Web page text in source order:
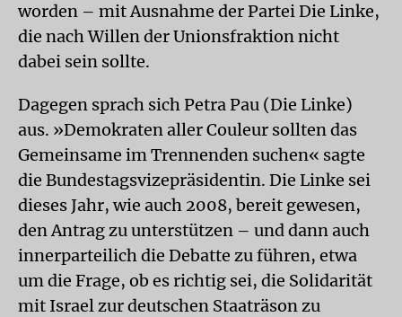
worden – mit Ausnahme der Partei Die Linke,
die nach Willen der Unionsfraktion nicht
dabei sein sollte.
Dagegen sprach sich Petra Pau (Die Linke)
aus. »Demokraten aller Couleur sollten das
Gemeinsame im Trennenden suchen« sagte
die Bundestagsvizepräsidentin. Die Linke sei
dieses Jahr, wie auch 2008, bereit gewesen,
den Antrag zu unterstützen – und dann auch
innerparteilich die Debatte zu führen, etwa
um die Frage, ob es richtig sei, die Solidarität
mit Israel zur deutschen Staaträson zu